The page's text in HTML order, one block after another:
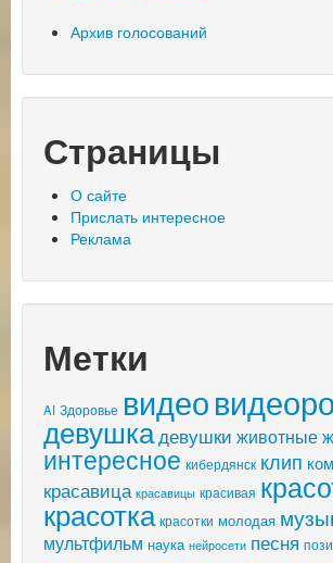
Архив голосований
Страницы
О сайте
Прислать интересное
Реклама
Метки
AI Здоровье видео
девушка девушки животные
интересное кибердянск клип
красавица красавицы красивая
красотка красотки молодая
мультфильм наука нейросети песня